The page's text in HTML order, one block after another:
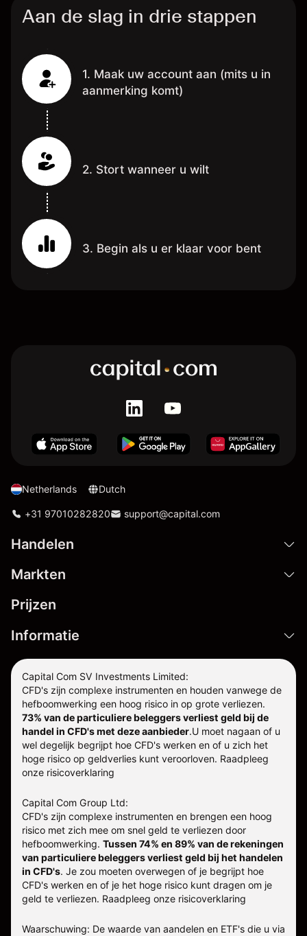
Aan de slag in drie stappen
1. Maak uw account aan (mits u in
aanmerking komt)
2. Stort wanneer u wilt
3. Begin als u er klaar voor bent
Netherlands Dutch
+31 97010282820 support@capital.com
Handelen
Markten
Prijzen
Informatie
Capital Com SV Investments Limited:
CFD's zijn complexe instrumenten en houden vanwege de
hefboomwerking een hoog risico in op grote verliezen.
73% van de particuliere beleggers verliest geld bij de
handel in CFD's met deze aanbieder.U moet nagaan of u
wel degelijk begrijpt hoe CFD's werken en of u zich het
hoge risico op geldverlies kunt veroorloven. Raadpleeg
onze risicoverklaring
Capital Com Group Ltd:
CFD's zijn complexe instrumenten en brengen een hoog
risico met zich mee om snel geld te verliezen door
hefboomwerking. Tussen 74% en 89% van de rekeningen
van particuliere beleggers verliest geld bij het handelen
in CFD's. Je zou moeten overwegen of je begrijpt hoe
CFD's werken en of je het hoge risico kunt dragen om je
geld te verliezen. Raadpleeg onze risicoverklaring
Waarschuwing: De waarde van aandelen en ETF's die u via